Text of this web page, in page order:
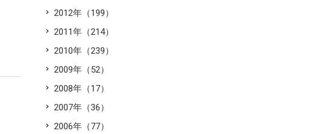
2012年（199）
2011年（214）
2010年（239）
2009年（52）
2008年（17）
2007年（36）
2006年（77）